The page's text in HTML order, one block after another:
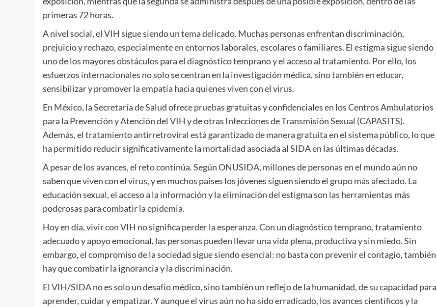
primeras 72 horas.
A nivel social, el VIH sigue siendo un tema delicado. Muchas personas enfrentan discriminación,
prejuicio y rechazo, especialmente en entornos laborales, escolares o familiares. El estigma sigue siendo
uno de los mayores obstáculos para el diagnóstico temprano y el acceso al tratamiento. Por ello, los
esfuerzos internacionales no solo se centran en la investigación médica, sino también en educar,
sensibilizar y promover la empatía hacia quienes viven con el virus.
En México, la Secretaría de Salud ofrece pruebas gratuitas y confidenciales en los Centros Ambulatorios
para la Prevención y Atención del VIH y de otras Infecciones de Transmisión Sexual (CAPASITS).
Además, el tratamiento antirretroviral está garantizado de manera gratuita en el sistema público, lo que
ha permitido reducir significativamente la mortalidad asociada al SIDA en las últimas décadas.
A pesar de los avances, el reto continúa. Según ONUSIDA, millones de personas en el mundo aún no
saben que viven con el virus, y en muchos países los jóvenes siguen siendo el grupo más afectado. La
educación sexual, el acceso a la información y la eliminación del estigma son las herramientas más
poderosas para combatir la epidemia.
Hoy en día, vivir con VIH no significa perder la esperanza. Con un diagnóstico temprano, tratamiento
adecuado y apoyo emocional, las personas pueden llevar una vida plena, productiva y sin miedo. Sin
embargo, el compromiso de la sociedad sigue siendo esencial: no basta con prevenir el contagio, también
hay que combatir la ignorancia y la discriminación.
El VIH/SIDA no es solo un desafío médico, sino también un reflejo de la humanidad, de su capacidad para
aprender, cuidar y empatizar. Y aunque el virus aún no ha sido erradicado, los avances científicos y la